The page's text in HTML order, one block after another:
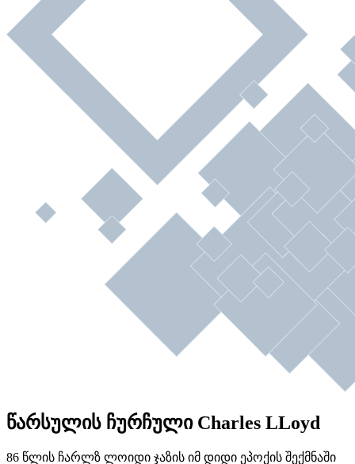
წარსულის ჩურჩული Charles LLoyd
86 წლის ჩარლზ ლოიდი ჯაზის იმ დიდი ეპოქის შექმნაში